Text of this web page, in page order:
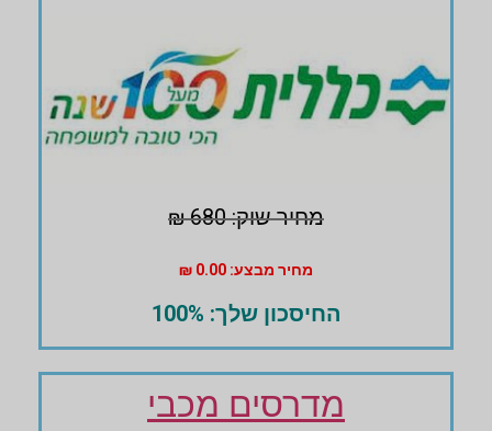
מחיר שוק: 680 ₪
מחיר מבצע: 0.00 ₪
החיסכון שלך: 100%
מדרסים מכבי